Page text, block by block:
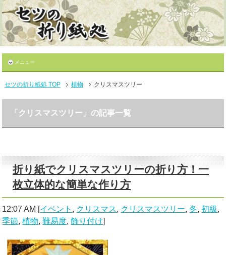
メニュー
セツの折り紙処 TOP 植物 クリスマスツリー
「クリスマスツリー」の記事一覧
折り紙でクリスマスツリーの折り方！一
枚立体的な簡単な作り方
12:07 AM [イベント , クリスマス, クリスマスツリー,冬,初級,
季節,植物,難易度,飾り付け]